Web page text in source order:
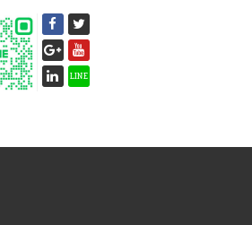
LINE